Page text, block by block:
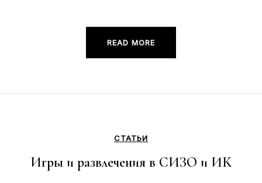
READ MORE
СТАТЬИ
Игры и развлечения в СИЗО и ИК